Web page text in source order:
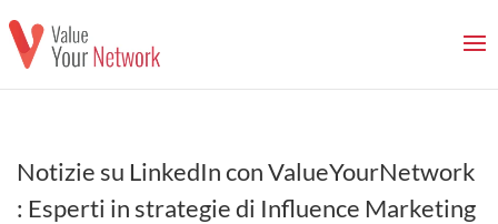
Notizie su LinkedIn con ValueYourNetwork
: Esperti in strategie di Influence Marketing